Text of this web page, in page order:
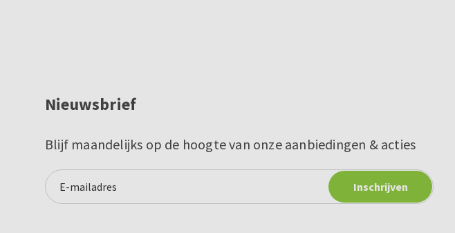
Nieuwsbrief
Blijf maandelijks op de hoogte van onze aanbiedingen & acties